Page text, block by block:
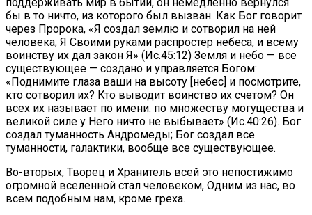
бы в то ничто, из которого был вызван. Как Бог говорит
через Пророка, «Я создал землю и сотворил на ней
человека; Я Своими руками распростер небеса, и всему
воинству их дал закон Я» (Ис.45:12) Земля и небо — все
существующее — создано и управляется Богом:
«Поднимите глаза ваши на высоту [небес] и посмотрите,
кто сотворил их? Кто выводит воинство их счетом? Он
всех их называет по имени: по множеству могущества и
великой силе у Него ничто не выбывает» (Ис.40:26). Бог
создал туманность Андромеды; Бог создал все
туманности, галактики, вообще все существующее.
Во-вторых, Творец и Хранитель всей это непостижимо
огромной вселенной стал человеком, Одним из нас, во
всем подобным нам, кроме греха.